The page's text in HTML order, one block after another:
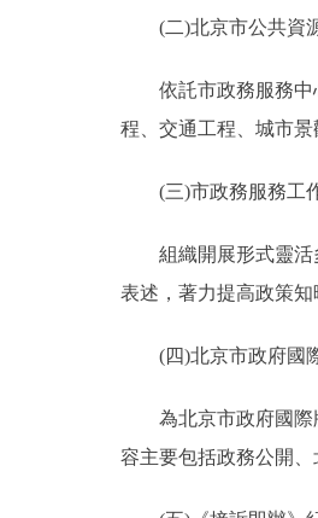
(二)北京市公共資源
依託市政務服務中心
程、交通工程、城市
(三)市政務服務工
組織開展形式靈活多
表述，著力提高政策知
(四)北京市政府國
為北京市政府國際版
容主要包括政務公開